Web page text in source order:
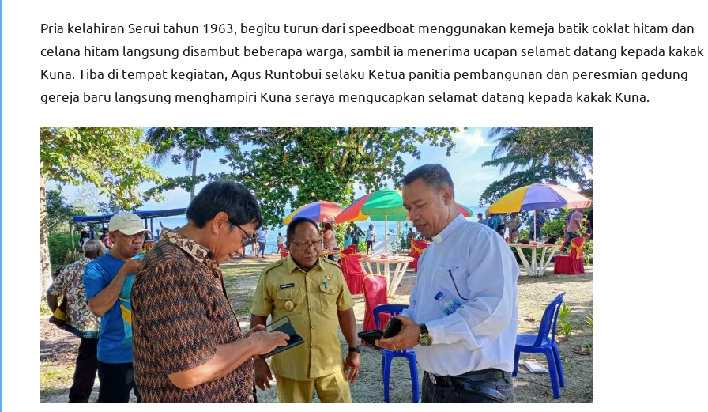
Pria kelahiran Serui tahun 1963, begitu turun dari speedboat menggunakan kemeja batik coklat hitam dan
celana hitam langsung disambut beberapa warga, sambil ia menerima ucapan selamat datang kepada kakak
Kuna. Tiba di tempat kegiatan, Agus Runtobui selaku Ketua panitia pembangunan dan peresmian gedung
gereja baru langsung menghampiri Kuna seraya mengucapkan selamat datang kepada kakak Kuna.